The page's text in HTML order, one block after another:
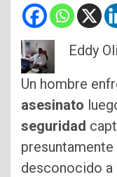
Eddy
Un hombre
asesinato
seguridad
desconocido a